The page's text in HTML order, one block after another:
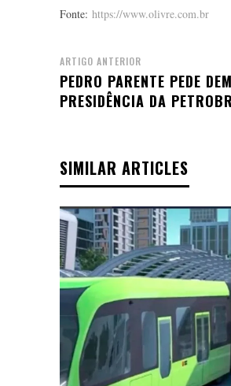
Fonte: https://www.olivre.com.br
ARTIGO ANTERIOR
PEDRO PARENTE PEDE
PRESIDÊNCIA DA
SIMILAR ARTICLES